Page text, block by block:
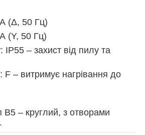
(Δ, 50 Гц)
(Y, 50 Гц)
IP55 – захист від пилу та
F – витримує нагрівання до
B5 – круглий, з отворами